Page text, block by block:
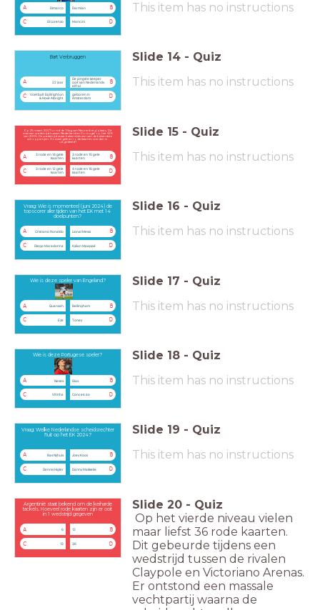
A Dimarco B
Darmian
C Di Lorenzo D
Mancini
This item has no instructions
Bart Verbruggen
A 22 jaar B
De jongste keeper
ooit van Nederlands
elftal
C
Voetbalt bij Brighton
& Hove Albright
D
geboren in
Amsterdam
Slide 14 - Quiz
This item has no instructions
Op 25 maart 2007 vond de ‘Slag van Neurenberg’ plaats. Dit
was een wedstrijd tussen Nederland en Portugal op het WK
van 2006. De wedstrijd staat bekend als een van de bekendste
schoppartijen. Hoeveel gele en rode kaarten werden er
uitgedeeld?
A
3 rode en 14 gele
kaarten
B
3 rode en 15 gele
kaarten
C
3 rode en 12 gele
kaarten
D
4 rode en 16 gele
kaarten
Slide 15 - Quiz
This item has no instructions
Vraag: Wie is momenteel (juni 2024) de
topscorer aller tijden van het EK met 14
doelpunten?
A Cristiano Ronaldo B
Lional Messi
C Diego Maradonna D
Kylian Mpappé
Slide 16 - Quiz
This item has no instructions
Wie is deze speler van Engeland?
A Quansah B
Bellingham
C Eze D
Toney
Slide 17 - Quiz
This item has no instructions
Wie is deze Portugese speler?
A Neves B
Dias
C Vitinha D
Conceicao
Slide 18 - Quiz
This item has no instructions
Vraag: Welke Nederlandse scheidsrechter
fluit op het EK 2024?
A Bas Nijhuis B
Joey Kooij
C Dennis Higler D
Danny Makkelie
Slide 19 - Quiz
This item has no instructions
Argentinië staat bekend om de keiharde
tackels. Hoeveel rode kaarten zijn er ooit
in 1 wedstrijd gegeven
A 6 B
12
C 13 D
36
Slide 20 - Quiz
Op het vierde niveau vielen
maar liefst 36 rode kaarten.
Dit gebeurde tijdens een
wedstrijd tussen de rivalen
Claypole en Victoriano Arenas.
Er ontstond een massale
vechtpartij waarna de